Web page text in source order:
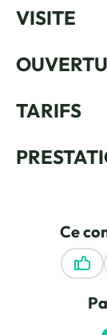
VISITE
TARIFS
Ce